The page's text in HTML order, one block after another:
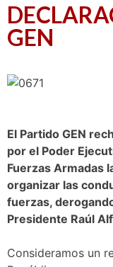
GEN
El Partido GEN
por el Poder
Fuerzas Armadas
organizar las
fuerzas,
Presidente Raúl
Consideramos un